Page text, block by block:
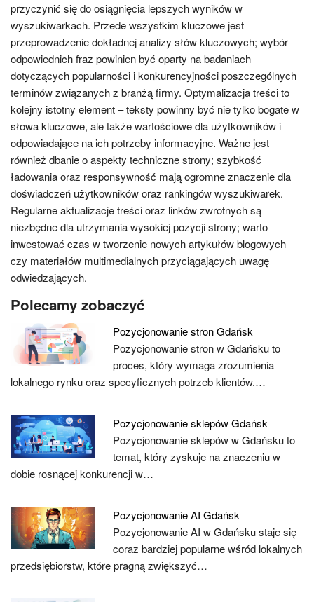
przyczynić się do osiągnięcia lepszych wyników w
wyszukiwarkach. Przede wszystkim kluczowe jest
przeprowadzenie dokładnej analizy słów kluczowych; wybór
odpowiednich fraz powinien być oparty na badaniach
dotyczących popularności i konkurencyjności poszczególnych
terminów związanych z branżą firmy. Optymalizacja treści to
kolejny istotny element – teksty powinny być nie tylko bogate w
słowa kluczowe, ale także wartościowe dla użytkowników i
odpowiadające na ich potrzeby informacyjne. Ważne jest
również dbanie o aspekty techniczne strony; szybkość
ładowania oraz responsywność mają ogromne znaczenie dla
doświadczeń użytkowników oraz rankingów wyszukiwarek.
Regularne aktualizacje treści oraz linków zwrotnych są
niezbędne dla utrzymania wysokiej pozycji strony; warto
inwestować czas w tworzenie nowych artykułów blogowych
czy materiałów multimedialnych przyciągających uwagę
odwiedzających.
Polecamy zobaczyć
Pozycjonowanie stron Gdańsk
Pozycjonowanie stron w Gdańsku to
proces, który wymaga zrozumienia
lokalnego rynku oraz specyficznych potrzeb klientów.…
Pozycjonowanie sklepów Gdańsk
Pozycjonowanie sklepów w Gdańsku to
temat, który zyskuje na znaczeniu w
dobie rosnącej konkurencji w…
Pozycjonowanie AI Gdańsk
Pozycjonowanie AI w Gdańsku staje się
coraz bardziej popularne wśród lokalnych
przedsiębiorstw, które pragną zwiększyć…